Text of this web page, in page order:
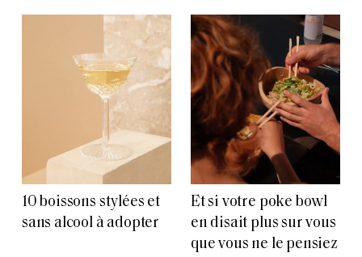
10 boissons stylées et
sans alcool à adopter
Et si votre poke bowl
en disait plus sur vous
que vous ne le pensiez